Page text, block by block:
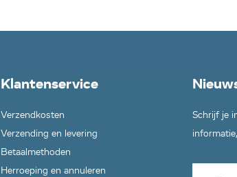
Klantenservice
Verzendkosten
Verzending en levering
Betaalmethoden
Herroeping en annuleren
Schrijf je